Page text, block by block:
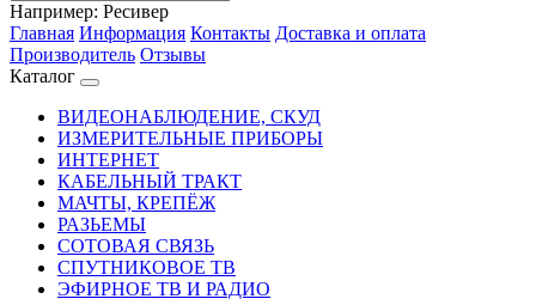
Например: Ресивер
Главная Информация Контакты Доставка и оплата
Производитель Отзывы
Каталог
ВИДЕОНАБЛЮДЕНИЕ, СКУД
ИЗМЕРИТЕЛЬНЫЕ ПРИБОРЫ
ИНТЕРНЕТ
КАБЕЛЬНЫЙ ТРАКТ
МАЧТЫ, КРЕПЁЖ
РАЗЬЕМЫ
СОТОВАЯ СВЯЗЬ
СПУТНИКОВОЕ ТВ
ЭФИРНОЕ ТВ И РАДИО